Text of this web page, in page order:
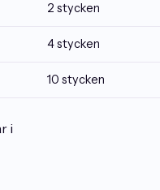
2 stycken
4 stycken
10 stycken
i